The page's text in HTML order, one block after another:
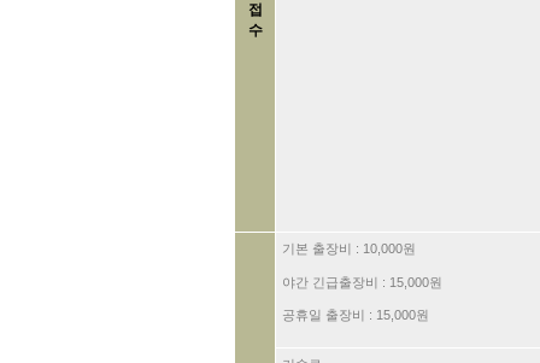
접
수
기본 출장비 : 10,000원
야간 긴급출장비 : 15,000원
공휴일 출장비 : 15,000원